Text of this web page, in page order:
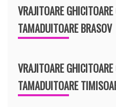
VRAJITOARE
TAMADUITOARE BRASOV
VRAJITOARE
TAMADUITOARE